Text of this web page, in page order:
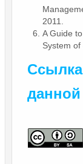
2011.
A Guide
System of
данной